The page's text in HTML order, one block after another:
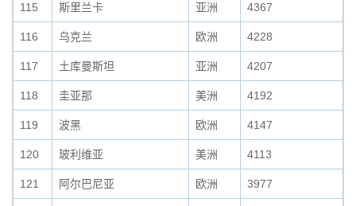
115 斯里兰卡 亚洲 4367
116 乌克兰 欧洲 4228
117 土库曼斯坦 亚洲 4207
118 圭亚那 美洲 4192
119 波黑 欧洲 4147
120 玻利维亚 美洲 4113
121 阿尔巴尼亚 欧洲 3977